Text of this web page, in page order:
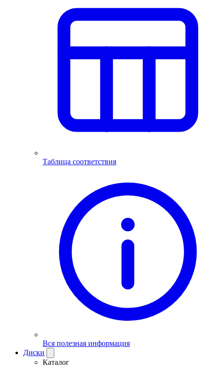
Таблица соответствия
Вся полезная информация
Диски
Каталог